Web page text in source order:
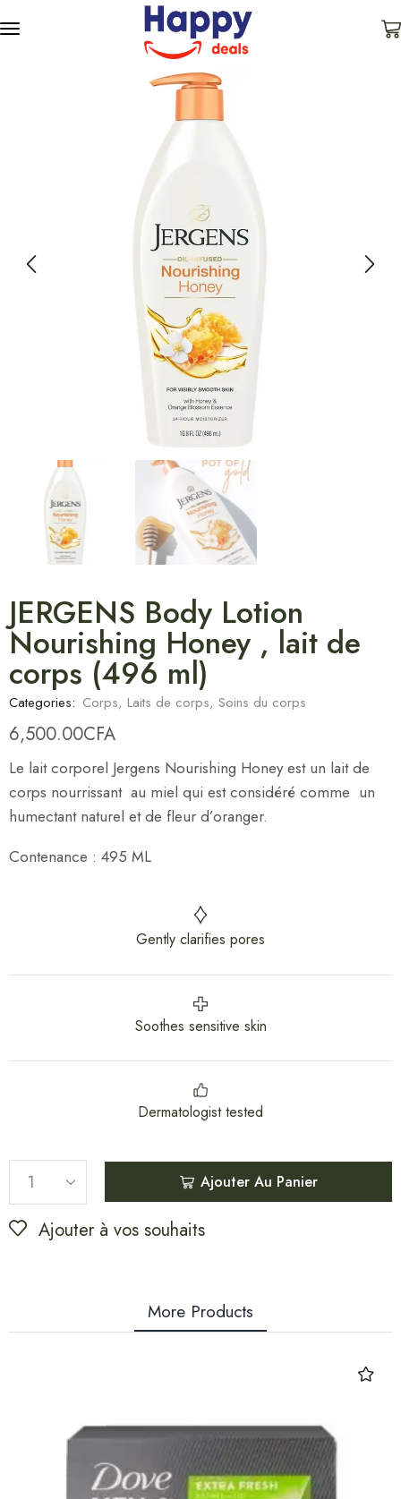
JERGENS Body Lotion
Nourishing Honey , lait de
corps (496 ml)
Categories: Corps, Laits de corps, Soins du corps
6,500.00CFA
Le lait corporel Jergens Nourishing Honey est un lait de
corps nourrissant au miel qui est considéré comme un
humectant naturel et de fleur d’oranger.
Contenance : 495 ML
Gently clarifies pores
Soothes sensitive skin
Dermatologist tested
Ajouter Au Panier
Ajouter à vos souhaits
More Products